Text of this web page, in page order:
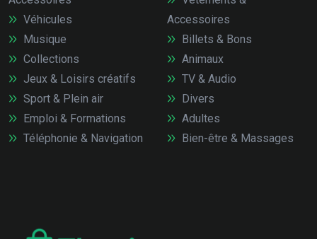
Véhicules
Accessoires
Musique
Collections
Jeux & Loisirs créatifs
Sport & Plein air
Emploi & Formations
Téléphonie & Navigation
Billets & Bons
Animaux
TV & Audio
Divers
Adultes
Bien-être & Massages